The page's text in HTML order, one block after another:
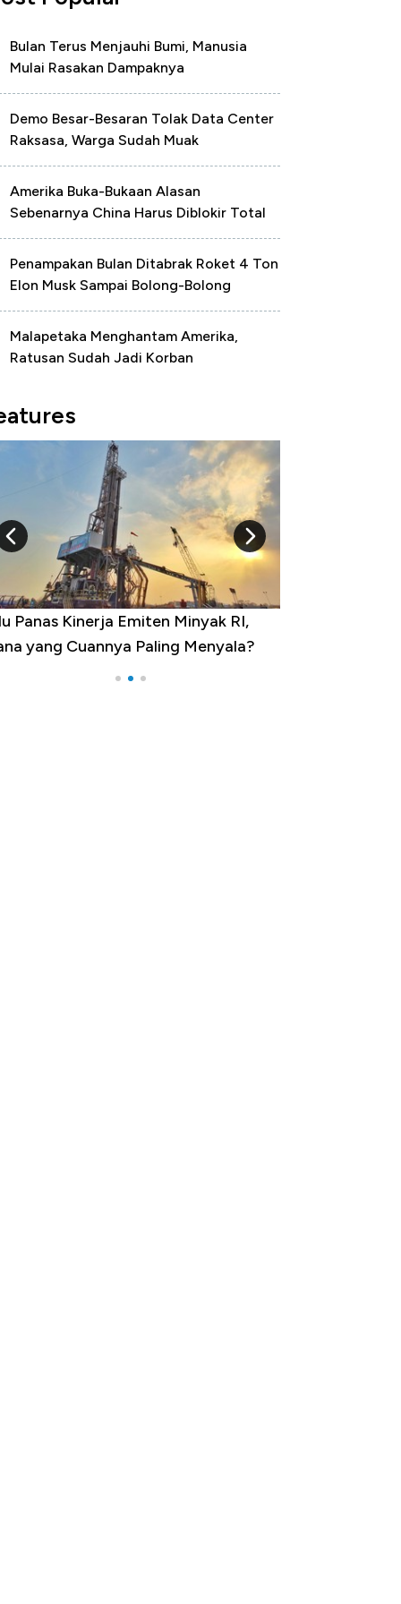
Bulan Terus Menjauhi Bumi, Manusia
Mulai Rasakan Dampaknya
Demo Besar-Besaran Tolak Data Center
Raksasa, Warga Sudah Muak
Amerika Buka-Bukaan Alasan
Sebenarnya China Harus Diblokir Total
Penampakan Bulan Ditabrak Roket 4 Ton
Elon Musk Sampai Bolong-Bolong
Malapetaka Menghantam Amerika,
Ratusan Sudah Jadi Korban
RI,
10 Provinsi dengan Tingkat
Pengangguran Tertinggi, Ada Jakarta